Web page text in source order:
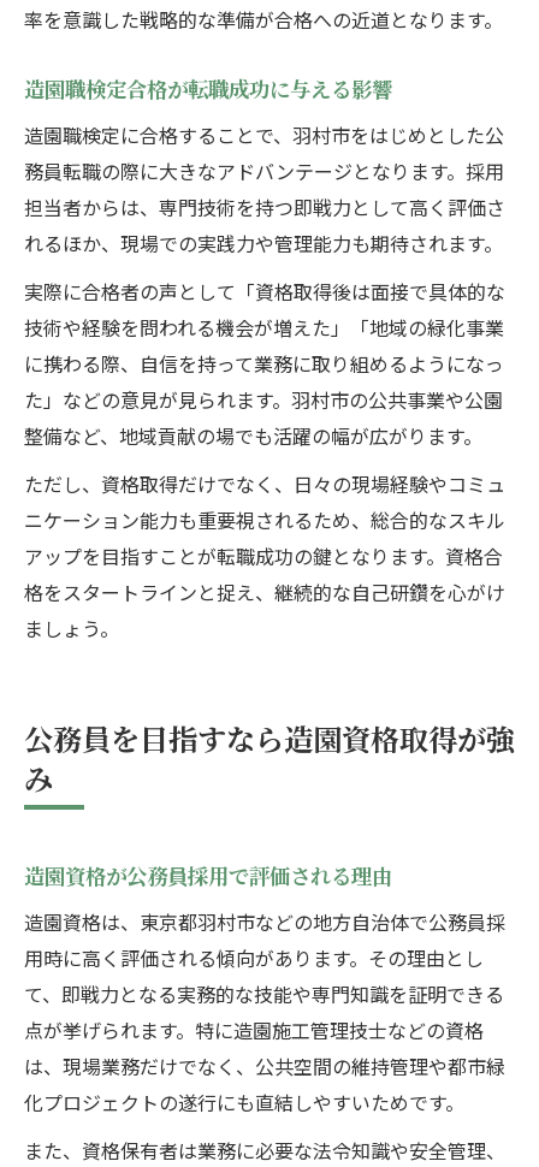
率を意識した戦略的な準備が合格への近道となります。
造園職検定合格が転職成功に与える影響
造園職検定に合格することで、羽村市をはじめとした公
務員転職の際に大きなアドバンテージとなります。採用
担当者からは、専門技術を持つ即戦力として高く評価さ
れるほか、現場での実践力や管理能力も期待されます。
実際に合格者の声として「資格取得後は面接で具体的な
技術や経験を問われる機会が増えた」「地域の緑化事業
に携わる際、自信を持って業務に取り組めるようになっ
た」などの意見が見られます。羽村市の公共事業や公園
整備など、地域貢献の場でも活躍の幅が広がります。
ただし、資格取得だけでなく、日々の現場経験やコミュ
ニケーション能力も重要視されるため、総合的なスキル
アップを目指すことが転職成功の鍵となります。資格合
格をスタートラインと捉え、継続的な自己研鑽を心がけ
ましょう。
公務員を目指すなら造園資格取得が強
み
造園資格が公務員採用で評価される理由
造園資格は、東京都羽村市などの地方自治体で公務員採
用時に高く評価される傾向があります。その理由とし
て、即戦力となる実務的な技能や専門知識を証明できる
点が挙げられます。特に造園施工管理技士などの資格
は、現場業務だけでなく、公共空間の維持管理や都市緑
化プロジェクトの遂行にも直結しやすいためです。
また、資格保有者は業務に必要な法令知識や安全管理、